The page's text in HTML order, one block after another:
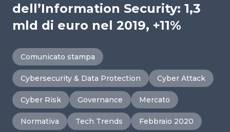
dell’Information Security: 1,3
mld di euro nel 2019, +11%
Comunicato stampa
Cybersecurity & Data Protection Cyber Attack
Cyber Risk Governance Mercato
Normativa Tech Trends Febbraio 2020